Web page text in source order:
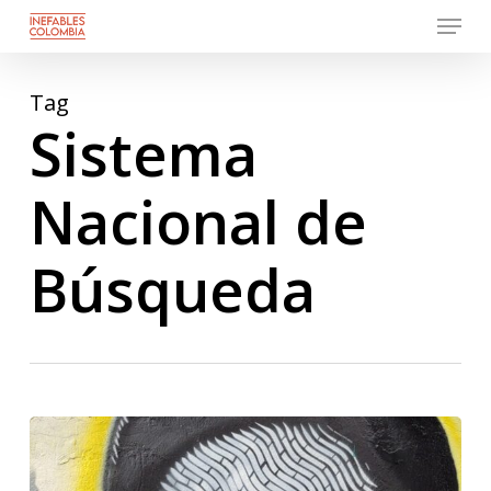
content
Menu
Tag
Sistema
Nacional de
Búsqueda
Entrevista
con
Pablo